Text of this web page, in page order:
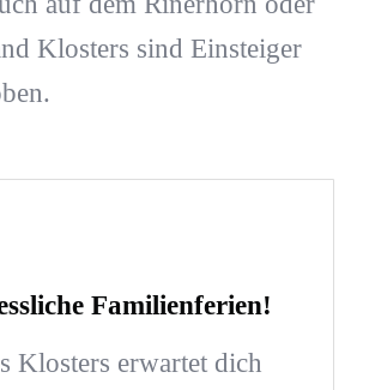
Klosters sind Einsteiger
Familienferien!
Klosters erwartet dich